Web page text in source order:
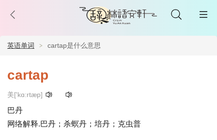
英语单词 cartap是什么意思
cartap
美['kɑ:rtæp]
巴丹
网络解释.巴丹；杀螟丹；培丹；克虫普